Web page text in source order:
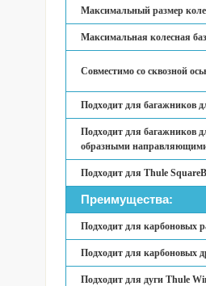
Максимальный размер
Максимальная колесная
Совместимо со сквозной
Подходит для багажников
Подходит для багажников
образными
Подходит для Thule
Преимущества:
Подходит для карбоновых
Подходит для карбоновых
Подходит для дуги Thule